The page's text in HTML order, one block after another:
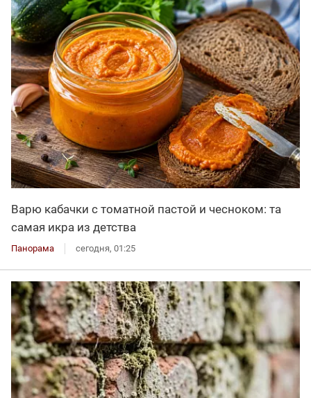
Варю кабачки с томатной пастой и чесноком: та
самая икра из детства
Панорама сегодня, 01:25